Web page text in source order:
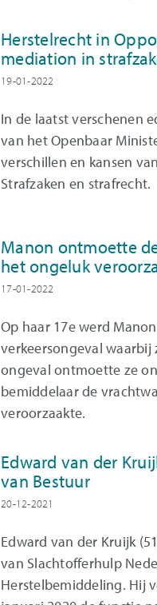
Herstelrecht in
mediation in
19-01-2022
In de laatst verschenen
van het Openbaar
verschillen en kansen
Strafzaken en strafrecht.
Manon ontmoette
het ongeluk
17-01-2022
Op haar 17e werd
verkeersongeval waarbij
ongeval ontmoette ze
bemiddelaar de
veroorzaakte.
Edward van der
van Bestuur
20-12-2021
Edward van der Kruijk
van Slachtofferhulp
Herstelbemiddeling. Hij